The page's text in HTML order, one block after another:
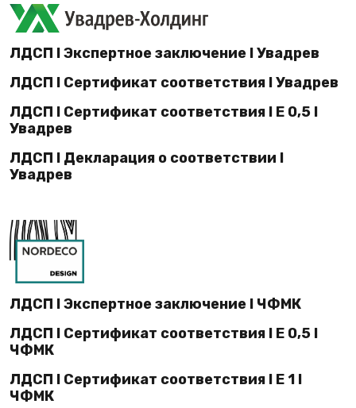
ЛДСП I Экспертное заключение I Увадрев
ЛДСП I Сертификат соответствия I Увадрев
ЛДСП I Сертификат соответствия I E 0,5 I
Увадрев
ЛДСП I Декларация о соответствии I
Увадрев
ЛДСП I Экспертное заключение I ЧФМК
ЛДСП I Сертификат соответствия I E 0,5 I
ЧФМК
ЛДСП I Сертификат соответствия I E 1 I
ЧФМК